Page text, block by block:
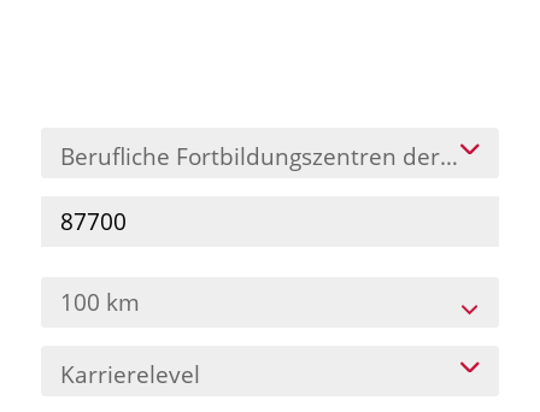
Karriere
Presse
News Archiv
Berufliche Fortbildungszentren der
100 km
Karrierelevel